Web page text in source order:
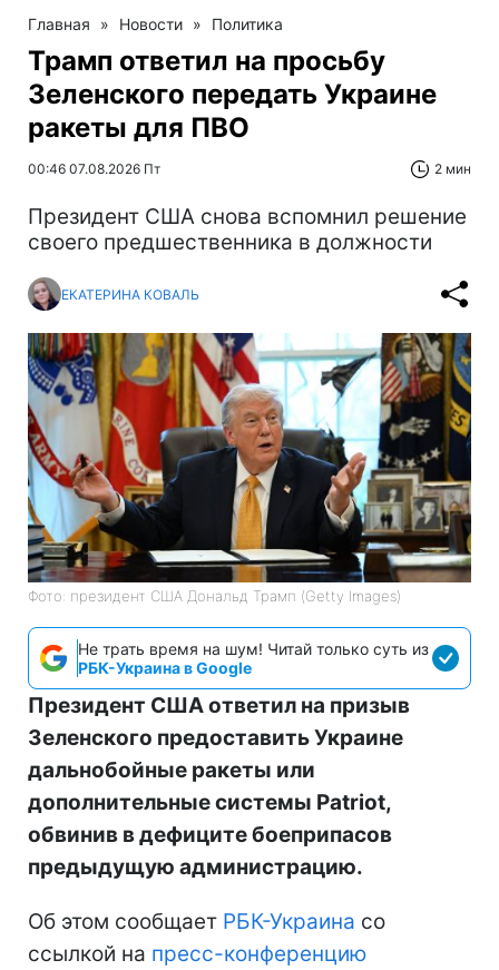
Главная » Новости » Политика
Трамп ответил на просьбу
Зеленского передать Украине
ракеты для ПВО
00:46 07.08.2026 Пт 2 мин
Президент США снова вспомнил решение
своего предшественника в должности
ЕКАТЕРИНА КОВАЛЬ
Фото: президент США Дональд Трамп (Getty Images)
Не трать время на шум! Читай только суть из
РБК-Украина в Google
Президент США ответил на призыв
Зеленского предоставить Украине
дальнобойные ракеты или
дополнительные системы Patriot,
обвинив в дефиците боеприпасов
предыдущую администрацию.
Об этом сообщает РБК-Украина со
ссылкой на пресс-конференцию